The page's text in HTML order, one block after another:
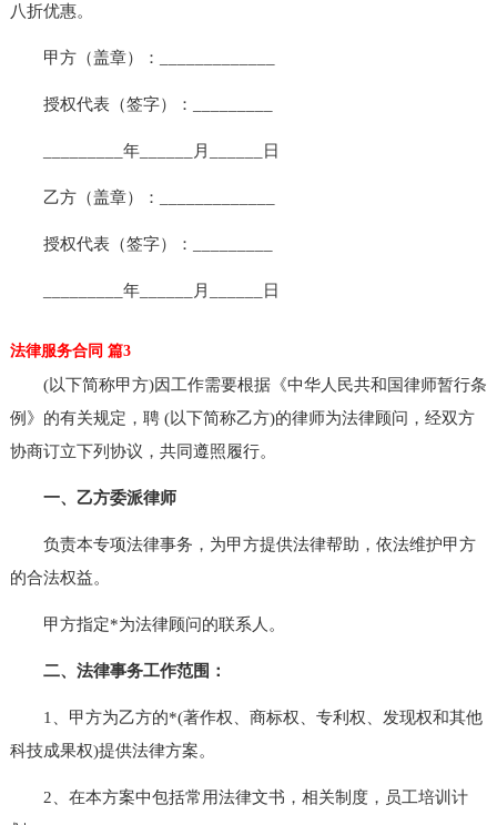
八折优惠。
甲方（盖章）：_____________
授权代表（签字）：_________
_________年______月______日
乙方（盖章）：_____________
授权代表（签字）：_________
_________年______月______日
法律服务合同 篇3
(以下简称甲方)因工作需要根据《中华人民共和国律师暂行条
例》的有关规定，聘 (以下简称乙方)的律师为法律顾问，经双方
协商订立下列协议，共同遵照履行。
一、乙方委派律师
负责本专项法律事务，为甲方提供法律帮助，依法维护甲方
的合法权益。
甲方指定*为法律顾问的联系人。
二、法律事务工作范围：
1、甲方为乙方的*(著作权、商标权、专利权、发现权和其他
科技成果权)提供法律方案。
2、在本方案中包括常用法律文书，相关制度，员工培训计